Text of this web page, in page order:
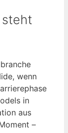
steht
wenn
in
aus
–